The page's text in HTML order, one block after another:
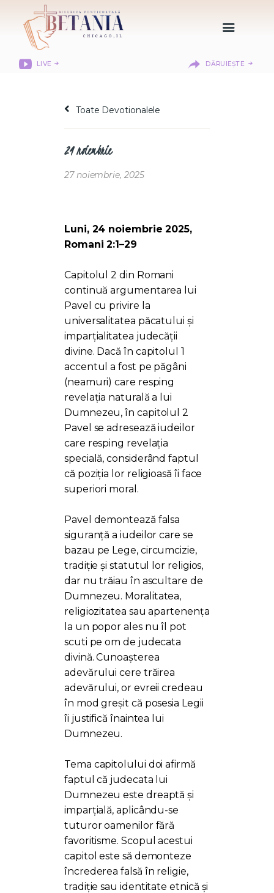
LIVE DĂRUIEȘTE
DESPRE NOI
CITIREA BIBLIEI
MISIUNEA BETANIA
LOGIN MEMBER
PORTAL
Toate Devotionalele
24 noiembrie
27 noiembrie, 2025
Luni, 24 noiembrie 2025,
Romani 2:1–29
Capitolul 2 din Romani
continuă argumentarea lui
Pavel cu privire la
universalitatea păcatului și
imparțialitatea judecății
divine. Dacă în capitolul 1
accentul a fost pe păgâni
(neamuri) care resping
revelația naturală a lui
Dumnezeu, în capitolul 2
Pavel se adresează iudeilor
care resping revelația
specială, considerând faptul
că poziția lor religioasă îi face
superiori moral.
Pavel demontează falsa
siguranță a iudeilor care se
bazau pe Lege, circumcizie,
tradiție și statutul lor religios,
dar nu trăiau în ascultare de
Dumnezeu. Moralitatea,
religiozitatea sau apartenența
la un popor ales nu îl pot
scuti pe om de judecata
divină. Cunoașterea
adevărului cere trăirea
adevărului, or evreii credeau
în mod greșit că posesia Legii
îi justifică înaintea lui
Dumnezeu.
Tema capitolului doi afirmă
faptul că judecata lui
Dumnezeu este dreaptă și
imparțială, aplicându-se
tuturor oamenilor fără
favoritisme. Scopul acestui
capitol este să demonteze
încrederea falsă în religie,
tradiție sau identitate etnică și